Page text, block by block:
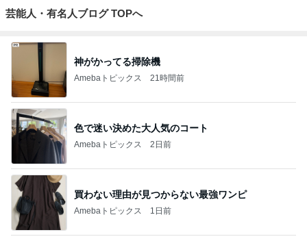
芸能人・有名人ブログ TOPへ
神がかってる掃除機
Amebaトピックス 21時間前
色で迷い決めた大人気のコート
Amebaトピックス 2日前
買わない理由が見つからない最強ワンピ
Amebaトピックス 1日前